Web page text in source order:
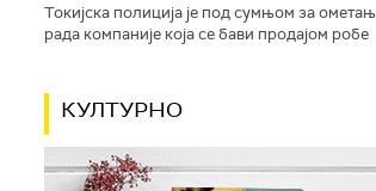
Токијска полиција је под сумњом за
рада компаније која се бави продајом робе
КУЛТУРНО